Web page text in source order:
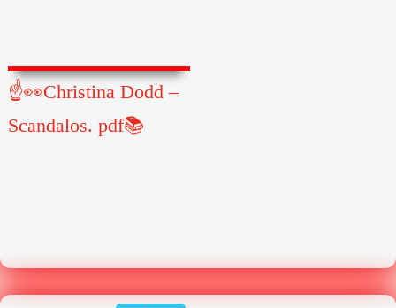
☝👀Christina Dodd –
Scandalos. pdf📚